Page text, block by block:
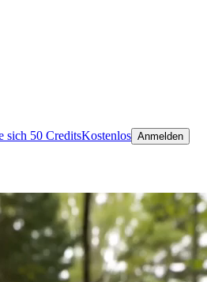
sich 50 CreditsKostenlos Anmelden